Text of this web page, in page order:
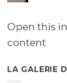
Open this
content
LA GALERIE